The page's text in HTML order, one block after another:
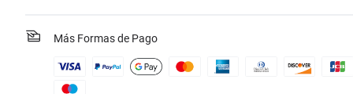
Más Formas de Pago